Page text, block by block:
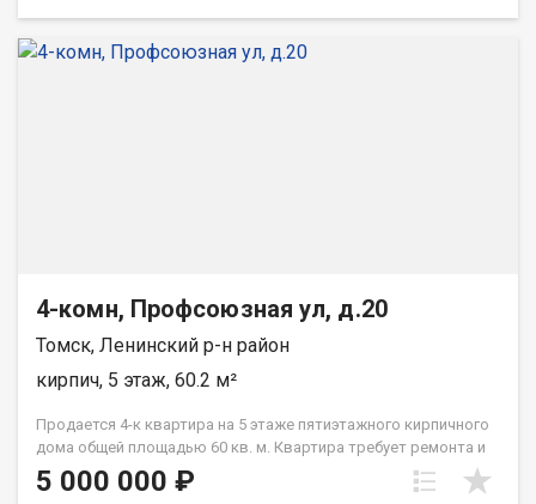
номер варианта - JV004070101129
4-комн, Профсоюзная ул, д.20
Томск, Ленинский р-н район
кирпич, 5 этаж, 60.2 м²
Продается 4-к квартира на 5 этаже пятиэтажного кирпичного
дома общей площадью 60 кв. м. Квартира требует ремонта и
предлагает простор для творчества (все стены не несущие).
Три комнаты раздельные, одна проходная. Кухня новая. Часть
5 000 000 ₽